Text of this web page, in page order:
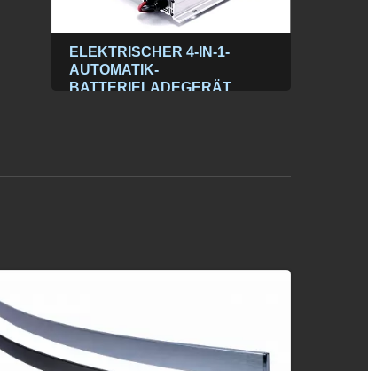
ELEKTRISCHER 4-IN-1-
AUTOMATIK-
BATTERIELADEGERÄT